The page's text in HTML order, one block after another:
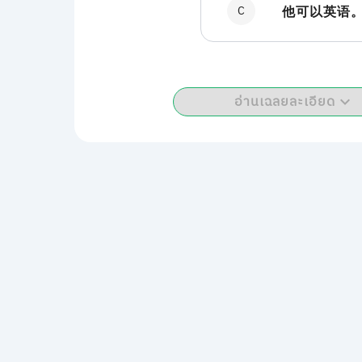
C 他可以英语。
อ่านเฉลยละเอียด